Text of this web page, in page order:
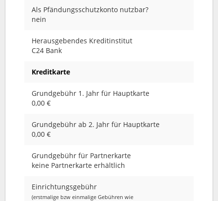
Als Pfändungsschutzkonto nutzbar?
nein
Herausgebendes Kreditinstitut
C24 Bank
Kreditkarte
Grundgebühr 1. Jahr für Hauptkarte
0,00 €
Grundgebühr ab 2. Jahr für Hauptkarte
0,00 €
Grundgebühr für Partnerkarte
keine Partnerkarte erhältlich
Einrichtungsgebühr
(erstmalige bzw einmalige Gebühren wie